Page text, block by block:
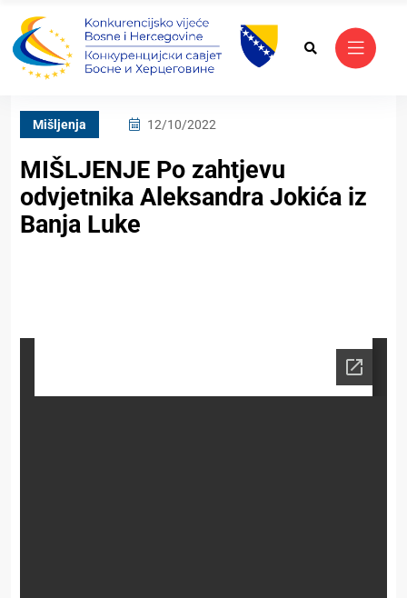
Mišljenja 12/10/2022
MIŠLJENJE Po zahtjevu
odvjetnika Aleksandra Jokića iz
Banja Luke